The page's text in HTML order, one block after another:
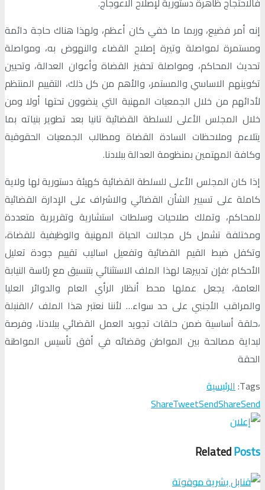
إنه أمر فضيع، وربما ما خفي كان أعظم، ولهذا هناك حاجة دائمة
ومستمرة لمواصلة وتيرة إصلاح القضاء والنهوض به، ومواصلة
تحديث المحاكم، ومواصلة تحفيز القضاة وأعوان العدالة، وتحيين
تكوينهم الاساسي والمستمر، والأهم من كل ذلك، التقييم المنتظم
لأدائهم من خلال الجمعيات المهنية التي ينضوون تحتها أولا ومن
خلال المجلس الأعلى للسلطة القضائية تانيا بعد تطوير بنياته بما
يتلاءم وملاحظات السادة القضاة ومطالب الجمعيات الحقوقية
وكافة المهتمين بمنظومة العدالة ببلادنا.
إذا كان المجلس الأعلى للسلطة القضائية كهيئة دستورية لها ولاية
كاملة على تسيير الشأن القضائي والاشراف على الإدارة القضائية
للمحاكم، وتملك صلاحيات وسلطات استشارية وتقريرية متعددة
ومختلفة تشمل كل مجالات الحياة المهنية والوظيفية للقضاة،
وتكفل ضبط القيم القضائية وتفعيل اساليب تقييم جودة تعليل
الأحكام ؛فإن تدبيرها لهذا الملف الاستثنائي بتنسيق مع رئاسة النيابة
العامة، يجعل عملها محط أنظار الرأي العام والدوائر العليا
والمراقب الأجنبي على حد سواء… لأننا نعتبر هذا الملف /القنبلة
،حلقة أساسية ضمن حلقات تجويد العمل القضائي ببلادنا، وفرصة
لبداية مصالحة بين المواطن وقضائه في أفق تأسيس المواطنة
الحقة
Tags: الرئيسية
ShareTweetSendShareSend
RelatedPosts